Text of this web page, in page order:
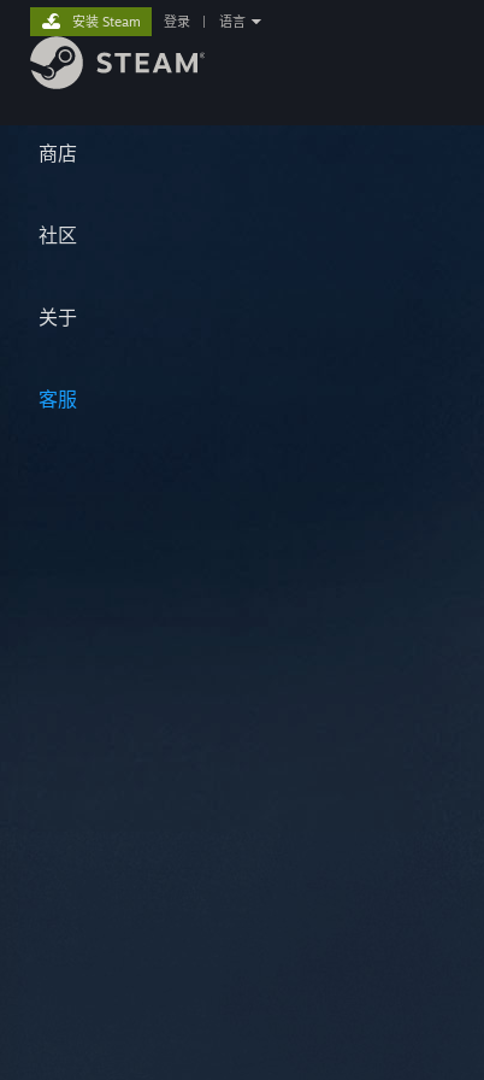
商店
社区
关于
客服
安装 Steam 登录 语言